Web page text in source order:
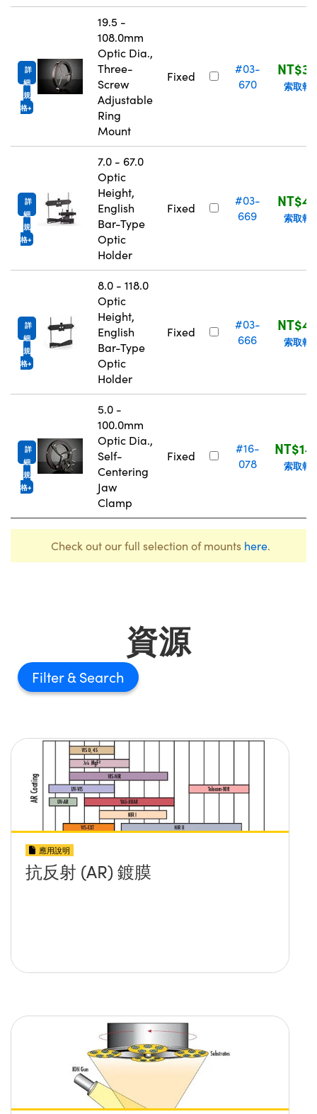
詳
細
規
格
19.5 -
108.0mm
Optic Dia.,
Three-
Screw
Adjustable
Ring
Mount
Fixed
#03-
670
索取報
詳
細
規
格
7.0 - 67.0
Optic
Height,
English
Bar-Type
Optic
Holder
Fixed
#03-
669
索取報
詳
細
規
格
8.0 - 118.0
Optic
Height,
English
Bar-Type
Optic
Holder
Fixed
#03-
666
索取報
詳
細
規
格
5.0 -
100.0mm
Optic Dia.,
Self-
Centering
Jaw
Clamp
Fixed
#16-
078
索取報
Check out our full selection of mounts here.
資源
Filter
應用說明
抗反射 (AR) 鍍膜